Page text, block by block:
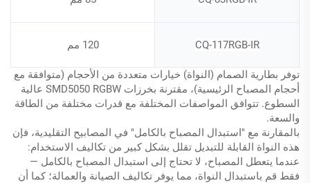
CQ-117RGB-IR 120 مم
توفر بطارية الصمام (النواة) خيارات متعددة من الأحجام (متوافقة مع
أحجام المصباح الرئيسية)، مقترنة بخرزات SMD5050 RGBW عالية
السطوع. تتوافق المواصفات المختلفة مع قدرات مختلفة من الطاقة
والسعة.
بالمقارنة مع "استبدال المصباح بالكامل" في المصابيح التقليدية، فإن
هذه النواة القابلة للتبديل تقلل بشكل كبير من تكاليف الاستخدام:
عندما يتعطل المصباح، لا تحتاج إلى استبدال المصباح بالكامل —
فقط قم باستبدال النواة، مما يوفر تكاليف الصيانة والعمالة؛ كما أن